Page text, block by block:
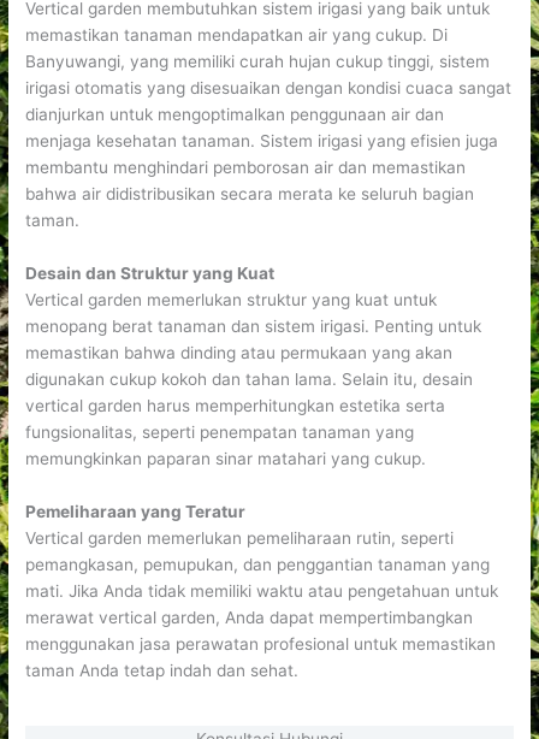
Vertical garden membutuhkan sistem irigasi yang baik untuk
memastikan tanaman mendapatkan air yang cukup. Di
Banyuwangi, yang memiliki curah hujan cukup tinggi, sistem
irigasi otomatis yang disesuaikan dengan kondisi cuaca sangat
dianjurkan untuk mengoptimalkan penggunaan air dan
menjaga kesehatan tanaman. Sistem irigasi yang efisien juga
membantu menghindari pemborosan air dan memastikan
bahwa air didistribusikan secara merata ke seluruh bagian
taman.
Desain dan Struktur yang Kuat
Vertical garden memerlukan struktur yang kuat untuk
menopang berat tanaman dan sistem irigasi. Penting untuk
memastikan bahwa dinding atau permukaan yang akan
digunakan cukup kokoh dan tahan lama. Selain itu, desain
vertical garden harus memperhitungkan estetika serta
fungsionalitas, seperti penempatan tanaman yang
memungkinkan paparan sinar matahari yang cukup.
Pemeliharaan yang Teratur
Vertical garden memerlukan pemeliharaan rutin, seperti
pemangkasan, pemupukan, dan penggantian tanaman yang
mati. Jika Anda tidak memiliki waktu atau pengetahuan untuk
merawat vertical garden, Anda dapat mempertimbangkan
menggunakan jasa perawatan profesional untuk memastikan
taman Anda tetap indah dan sehat.